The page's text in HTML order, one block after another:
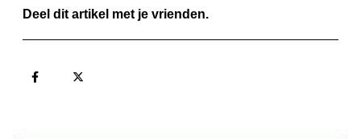
Deel dit artikel met je vrienden.